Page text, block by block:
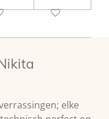
elke